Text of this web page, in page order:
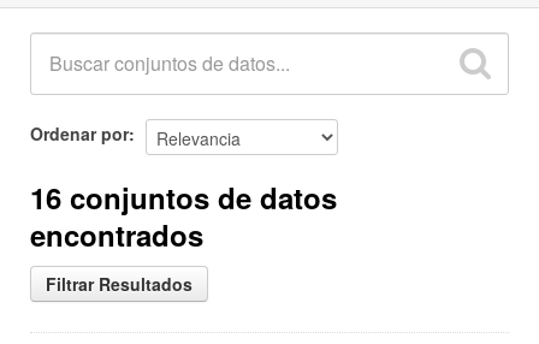
Ordenar por
16 conjuntos de datos
encontrados
Filtrar Resultados